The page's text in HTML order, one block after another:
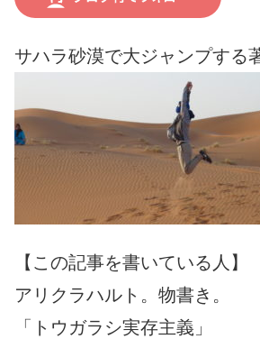
サハラ砂漠で大ジャンプする
【この記事を書いている人】
アリクラハルト。物書き。
「トウガラシ実存主義」